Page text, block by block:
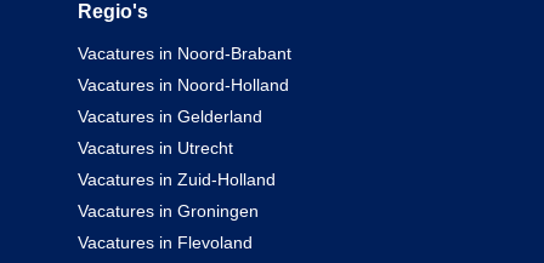
Regio's
Vacatures in Noord-Brabant
Vacatures in Noord-Holland
Vacatures in Gelderland
Vacatures in Utrecht
Vacatures in Zuid-Holland
Vacatures in Groningen
Vacatures in Flevoland